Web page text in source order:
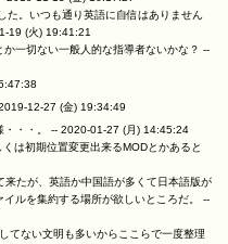
た。いつも通り英語に自信はありません
19 (火) 19:41:21
一切ない一般人的な指導者ないかな？ --
12-27 (金) 19:34:49
・・・。 -- 2020-01-27 (月) 14:45:24
は初期位置変更出来るMODとかあると
たが、英語か中国語が多くて日本語版が
ルを集約する場所が欲しいところだ。 --
てない文明も多いからここらで一度整理